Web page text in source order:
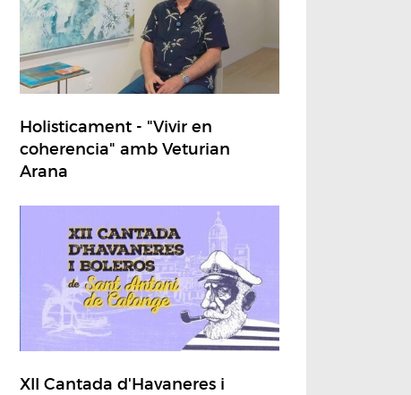
Holisticament - "Vivir en
coherencia" amb Veturian
Arana
XII Cantada d'Havaneres i